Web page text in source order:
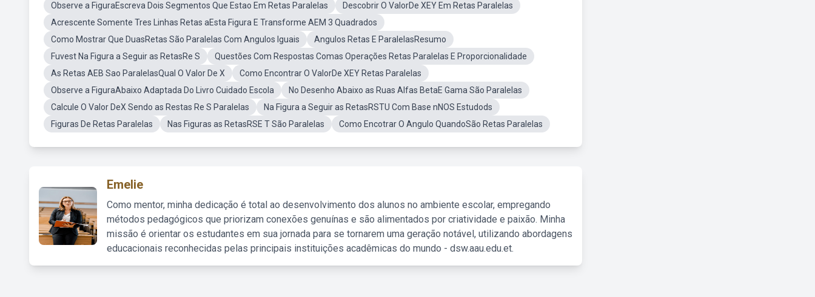
Observe a FiguraEscreva Dois Segmentos Que Estao Em Retas Paralelas
Descobrir O ValorDe XEY Em Retas Paralelas
Acrescente Somente Tres Linhas Retas aEsta Figura E Transforme AEM 3 Quadrados
Como Mostrar Que DuasRetas São Paralelas Com Angulos Iguais
Angulos Retas E ParalelasResumo
Fuvest Na Figura a Seguir as RetasRe S
Questões Com Respostas Comas Operações Retas Paralelas E Proporcionalidade
As Retas AEB Sao ParalelasQual O Valor De X
Como Encontrar O ValorDe XEY Retas Paralelas
Observe a FiguraAbaixo Adaptada Do Livro Cuidado Escola
No Desenho Abaixo as Ruas Alfas BetaE Gama São Paralelas
Calcule O Valor DeX Sendo as Restas Re S Paralelas
Na Figura a Seguir as RetasRSTU Com Base nNOS Estudods
Figuras De Retas Paralelas
Nas Figuras as RetasRSE T São Paralelas Como Encotrar O Angulo QuandoSão Retas Paralelas
Emelie
Como mentor, minha dedicação é total ao desenvolvimento dos alunos no ambiente escolar, empregando
métodos pedagógicos que priorizam conexões genuínas e são alimentados por criatividade e paixão. Minha
missão é orientar os estudantes em sua jornada para se tornarem uma geração notável, utilizando abordagens
educacionais reconhecidas pelas principais instituições acadêmicas do mundo - dsw.aau.edu.et.